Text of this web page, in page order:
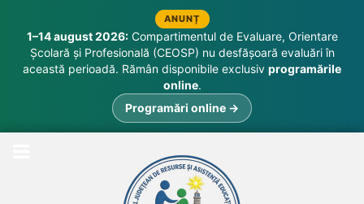
ANUNȚ
1–14 august 2026:Compartimentul de Evaluare, Orientare
Școlară și Profesională (CEOSP) nu desfășoară evaluări în
această perioadă. Rămân disponibile exclusiv programările
online.
Programări online →